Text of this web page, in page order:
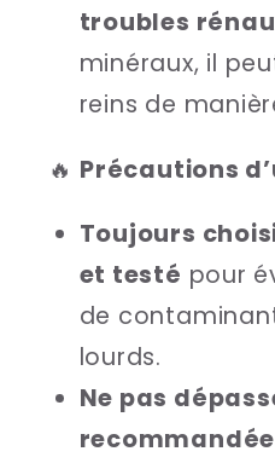
troubles
minéraux, il
reins de
🔥 Précautions
Toujours
et testé pour
de
lourds.
Ne pas
recommandée